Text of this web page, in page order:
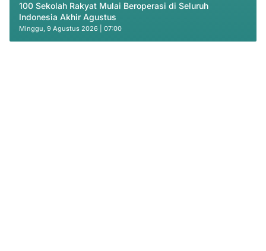
100 Sekolah Rakyat Mulai Beroperasi di Seluruh
Indonesia Akhir Agustus
Minggu, 9 Agustus 2026 | 07:00